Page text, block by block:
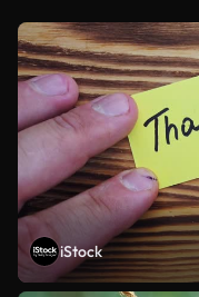
iStock